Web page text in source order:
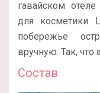
гавайском
для косметики
побережье
вручную. Так, что
Состав